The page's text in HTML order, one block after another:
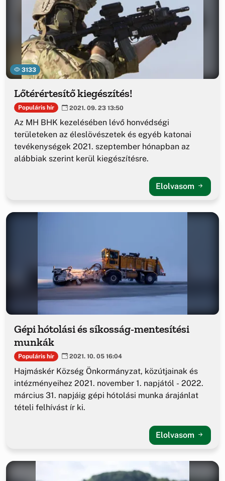
3133
Lőtérértesítő kiegészítés!
Populáris hír 2021. 09. 23 13:50
Az MH BHK kezelésében lévő honvédségi
területeken az éleslövészetek és egyéb katonai
tevékenységek 2021. szeptember hónapban az
alábbiak szerint kerül kiegészítésre.
Elolvasom
Gépi hótolási és síkosság-mentesítési
munkák
Populáris hír 2021. 10. 05 16:04
Hajmáskér Község Önkormányzat, közútjainak és
intézményeihez 2021. november 1. napjától - 2022.
március 31. napjáig gépi hótolási munka árajánlat
tételi felhívást ír ki.
Elolvasom